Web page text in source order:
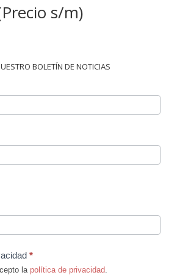
s/m)
BOLETÍN DE NOTICIAS
*
la política de privacidad